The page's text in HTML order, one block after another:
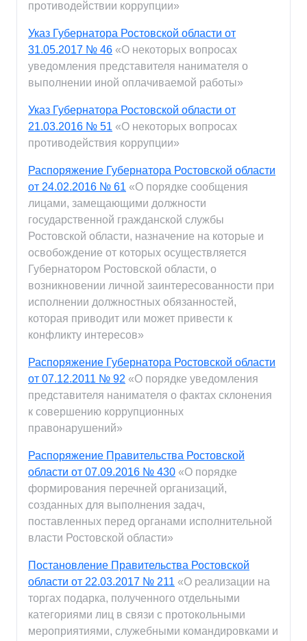
противодействии коррупции»
Указ Губернатора Ростовской области от
31.05.2017 № 46 «О некоторых вопросах
уведомления представителя нанимателя о
выполнении иной оплачиваемой работы»
Указ Губернатора Ростовской области от
21.03.2016 № 51 «О некоторых вопросах
противодействия коррупции»
Распоряжение Губернатора Ростовской области
от 24.02.2016 № 61 «О порядке сообщения
лицами, замещающими должности
государственной гражданской службы
Ростовской области, назначение на которые и
освобождение от которых осуществляется
Губернатором Ростовской области, о
возникновении личной заинтересованности при
исполнении должностных обязанностей,
которая приводит или может привести к
конфликту интересов»
Распоряжение Губернатора Ростовской области
от 07.12.2011 № 92 «О порядке уведомления
представителя нанимателя о фактах склонения
к совершению коррупционных
правонарушений»
Распоряжение Правительства Ростовской
области от 07.09.2016 № 430 «О порядке
формирования перечней организаций,
созданных для выполнения задач,
поставленных перед органами исполнительной
власти Ростовской области»
Постановление Правительства Ростовской
области от 22.03.2017 № 211 «О реализации на
торгах подарка, полученного отдельными
категориями лиц в связи с протокольными
мероприятиями, служебными командировками и